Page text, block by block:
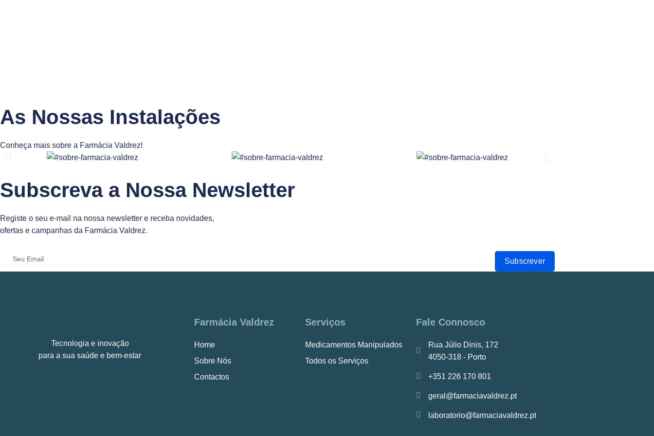
As Nossas Instalações
Conheça mais sobre a Farmácia Valdrez!
Subscreva a Nossa Newsletter
Registe o seu e-mail na nossa newsletter e receba novidades,
ofertas e campanhas da Farmácia Valdrez.
Subscrever
Tecnologia e inovação
para a sua saúde e bem-estar
Farmácia Valdrez
Home
Sobre Nós
Contactos
Serviços
Medicamentos Manipulados
Todos os Serviços
Fale Connosco
Rua Júlio Dinis, 172
4050-318 - Porto
+351 226 170 801
geral@farmaciavaldrez.pt
laboratorio@farmaciavaldrez.pt